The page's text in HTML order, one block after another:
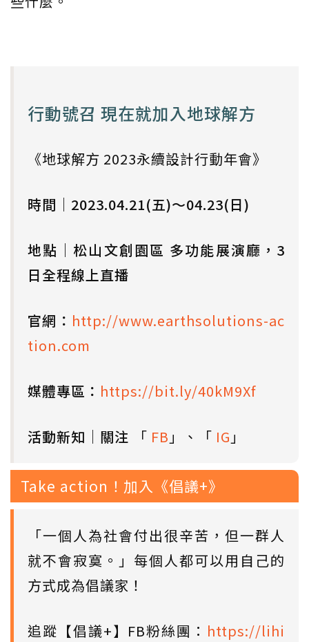
行動號召 現在就加入地球解方
《地球解方 2023永續設計行動年會》
時間｜2023.04.21(五)～04.23(日)
地點｜松山文創園區 多功能展演廳，3
日全程線上直播
官網： http://www.earthsolutions-ac
tion.com
媒體專區： https://bit.ly/40kM9Xf
活動新知｜關注 「 FB 」、「 IG 」
Take action！加入《倡議+》
「一個人為社會付出很辛苦，但一群人
就不會寂寞。」每個人都可以用自己的
方式成為倡議家！
追蹤【倡議+】FB粉絲團： https://lihi